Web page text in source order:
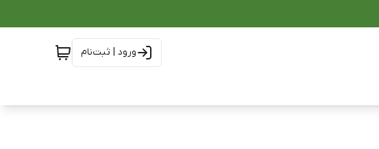
ورود | ثبت‌نام